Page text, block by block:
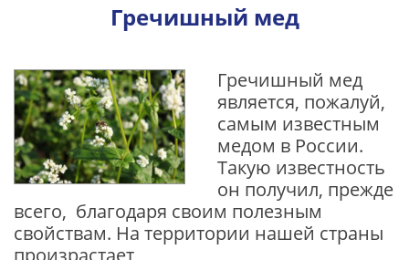
Гречишный мед
Гречишный мед
является, пожалуй,
самым известным
медом в России.
Такую известность
он получил, прежде
всего, благодаря своим полезным
свойствам. На территории нашей страны
произрастает